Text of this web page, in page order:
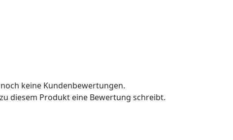
keine Kundenbewertungen.
diesem Produkt eine Bewertung schreibt.